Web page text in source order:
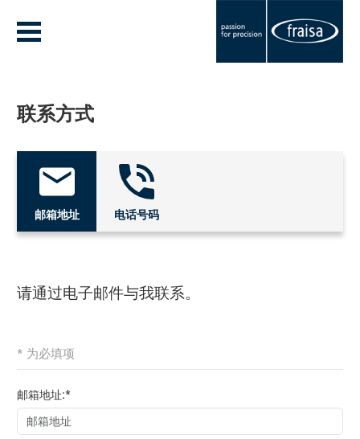
联系方式
邮箱地址 电话号码
请通过电子邮件与我联系。
* 为必填项
邮箱地址:*